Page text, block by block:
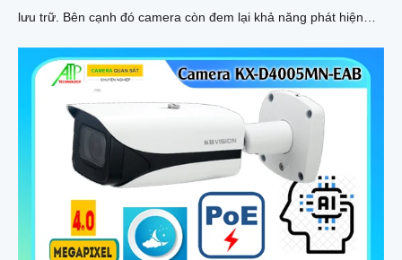
lưu trữ. Bên cạnh đó camera còn đem lại khả năng phát hiện
(SMD Plus) bảo vệ an ninh hiệu quả